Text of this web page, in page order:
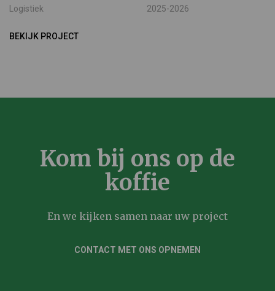
Logistiek
2025-2026
BEKIJK PROJECT
Kom bij ons op de
koffie
En we kijken samen naar uw project
CONTACT MET ONS OPNEMEN